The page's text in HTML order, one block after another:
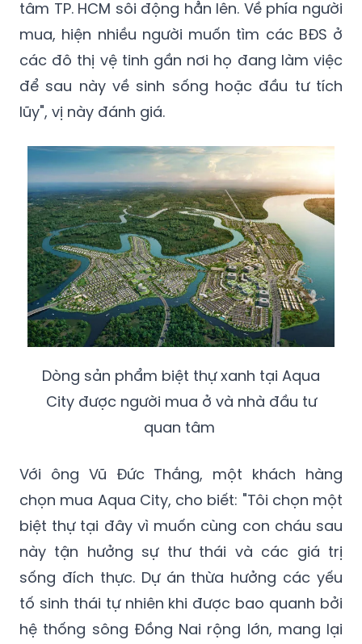
tâm TP. HCM sôi động hẳn lên. Về phía người
mua, hiện nhiều người muốn tìm các BĐS ở
các đô thị vệ tinh gần nơi họ đang làm việc
để sau này về sinh sống hoặc đầu tư tích
lũy", vị này đánh giá.
Dòng sản phẩm biệt thự xanh tại Aqua
City được người mua ở và nhà đầu tư
quan tâm
Với ông Vũ Đức Thắng, một khách hàng
chọn mua Aqua City, cho biết: "Tôi chọn một
biệt thự tại đây vì muốn cùng con cháu sau
này tận hưởng sự thư thái và các giá trị
sống đích thực. Dự án thừa hưởng các yếu
tố sinh thái tự nhiên khi được bao quanh bởi
hệ thống sông Đồng Nai rộng lớn, mang lại